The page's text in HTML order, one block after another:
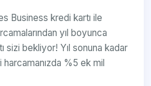
Business kredi kartı ile
yıl boyunca
sizi bekliyor! Yıl sonuna kadar
%5 ek mil